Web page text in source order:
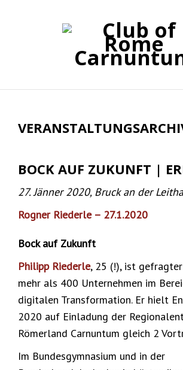
BOCK AUF ZUKUNFT |
27. Jänner 2020, Bruck an der Leitha
Rogner Riederle – 27.1.2020
Bock auf Zukunft
Philipp Riederle, 25 (!), ist
mehr als 400 Unternehmen im
digitalen Transformation. Er hielt
2020 auf Einladung der
Römerland Carnuntum gleich 2
Im Bundesgymnasium und in der